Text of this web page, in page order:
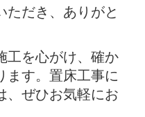
ただき、ありがと
工を心がけ、確か
ます。置床工事に
、ぜひお気軽にお